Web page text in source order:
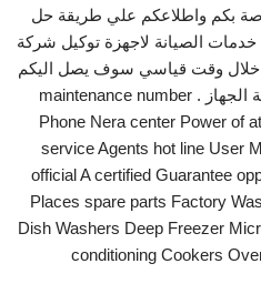
بكم واطلاعكم علي طريقة حل
الصيانة لاجهزة توكيل شركة
خلال وقت قياسي سوف يصل اليكم
مهندسنا لمعاينة العطل وصيانة الجهاز . maintenance number
Phone Nera center Power of
service Agents hot line User
official A certified Guarantee
Places spare parts Factory
Dish Washers Deep Freezer
conditioning Cookers